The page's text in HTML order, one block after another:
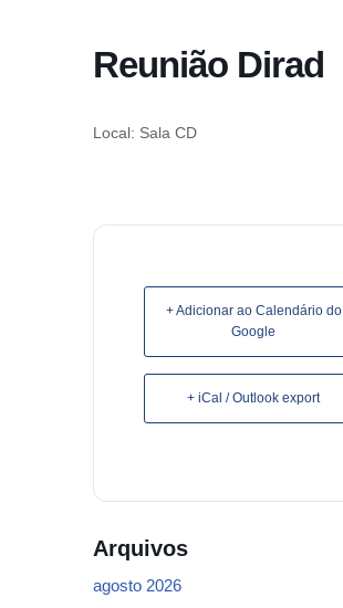
Reunião Dirad
Local: Sala CD
+ Adicionar ao Calendário do
Google
+ iCal / Outlook export
Arquivos
agosto 2026